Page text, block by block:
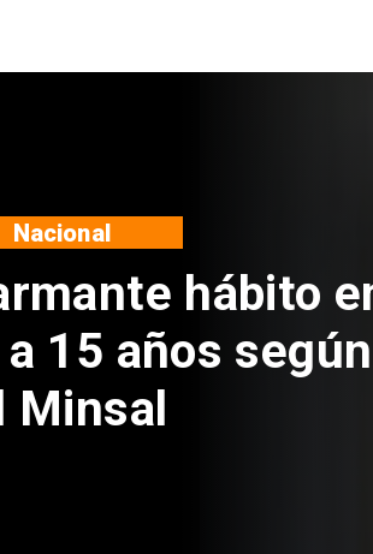
creación
Piñera
mil millones
Regiones